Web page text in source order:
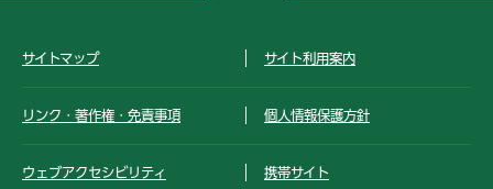
サイトマップ サイト利用案内
リンク・著作権・免責事項 個人情報保護方針
ウェブアクセシビリティ 携帯サイト